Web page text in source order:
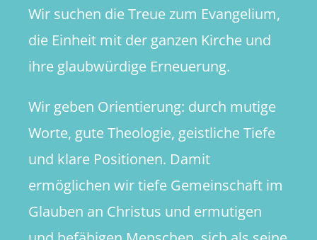
Wir suchen die Treue zum Evangelium,
die Einheit mit der ganzen Kirche und
ihre glaubwürdige Erneuerung.
Wir geben Orientierung: durch mutige
Worte, gute Theologie, geistliche Tiefe
und klare Positionen. Damit
ermöglichen wir tiefe Gemeinschaft im
Glauben an Christus und ermutigen